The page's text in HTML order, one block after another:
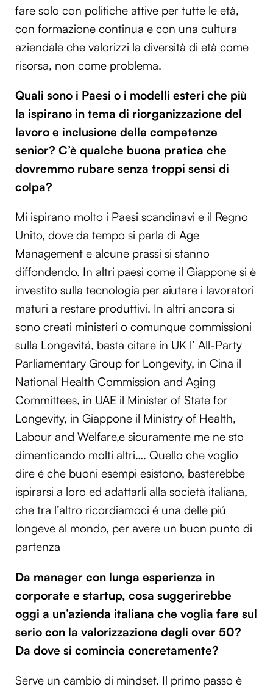
fare solo con politiche attive per tutte le età,
con formazione continua e con una cultura
aziendale che valorizzi la diversità di età come
risorsa, non come problema.
Quali sono i Paesi o i modelli esteri che più
la ispirano in tema di riorganizzazione del
lavoro e inclusione delle competenze
senior? C’è qualche buona pratica che
dovremmo rubare senza troppi sensi di
colpa?
Mi ispirano molto i Paesi scandinavi e il Regno
Unito, dove da tempo si parla di Age
Management e alcune prassi si stanno
diffondendo. In altri paesi come il Giappone si è
investito sulla tecnologia per aiutare i lavoratori
maturi a restare produttivi. In altri ancora si
sono creati ministeri o comunque commissioni
sulla Longevitá, basta citare in UK l’ All-Party
Parliamentary Group for Longevity, in Cina il
National Health Commission and Aging
Committees, in UAE il Minister of State for
Longevity, in Giappone il Ministry of Health,
Labour and Welfare,e sicuramente me ne sto
dimenticando molti altri…. Quello che voglio
dire é che buoni esempi esistono, basterebbe
ispirarsi a loro ed adattarli alla società italiana,
che tra l’altro ricordiamoci é una delle piú
longeve al mondo, per avere un buon punto di
partenza
Da manager con lunga esperienza in
corporate e startup, cosa suggerirebbe
oggi a un’azienda italiana che voglia fare sul
serio con la valorizzazione degli over 50?
Da dove si comincia concretamente?
Serve un cambio di mindset. Il primo passo è